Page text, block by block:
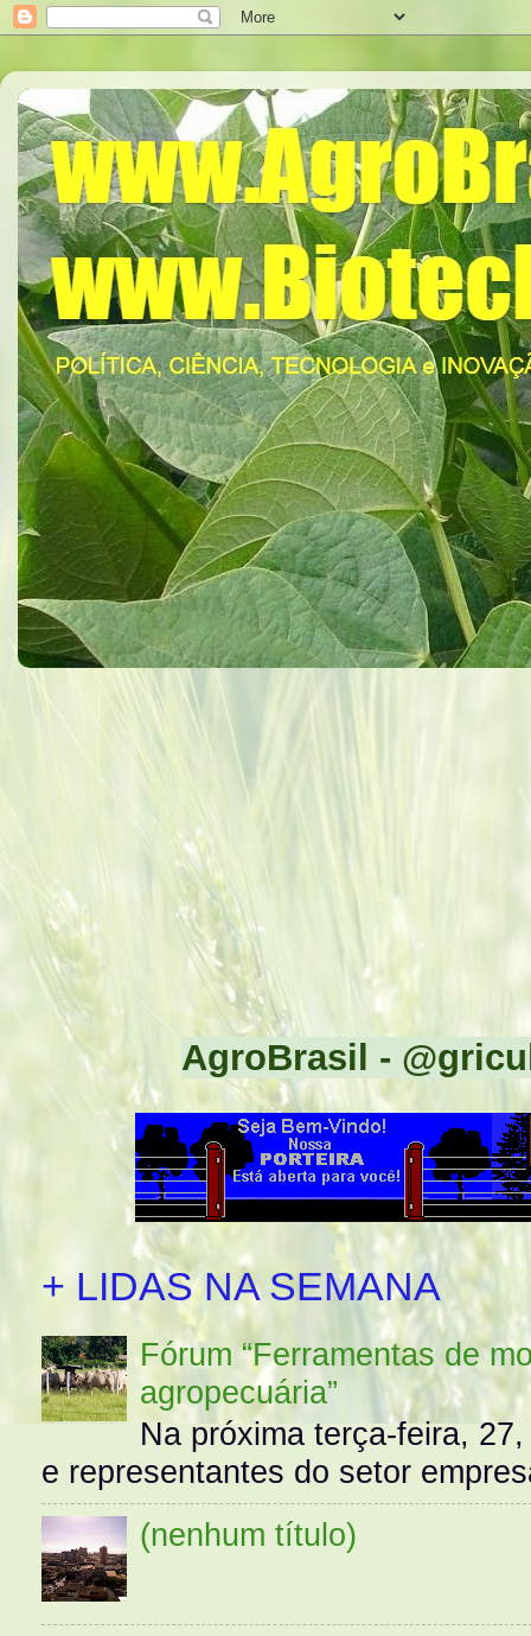
AgroBrasil -
+ LIDAS NA SEMANA
Fórum “Ferramentas de
agropecuária”
Na próxima terça-feira,
e representantes do setor
(nenhum título)